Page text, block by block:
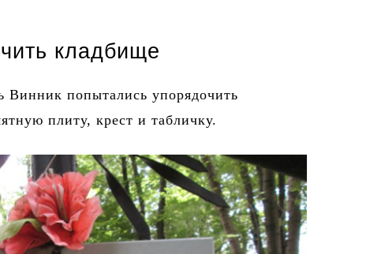
кладбище
Винник попытались упорядочить
плиту, крест и табличку.